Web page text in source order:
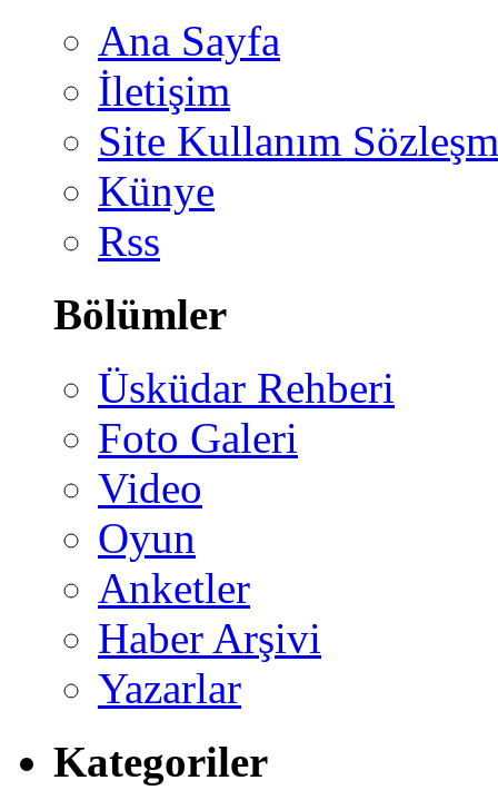
Ana Sayfa
İletişim
Site Kullanım
Künye
Rss
Bölümler
Üsküdar Rehberi
Foto Galeri
Video
Oyun
Anketler
Haber Arşivi
Yazarlar
Kategoriler